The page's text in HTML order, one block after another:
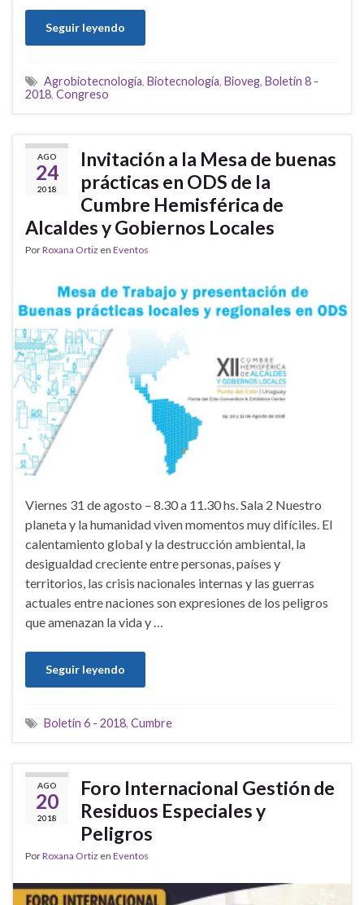
Seguir leyendo
Agrobiotecnología, Biotecnología, Bioveg, Boletín 8 -
2018, Congreso
AGO
24
2018
Invitación a la Mesa de buenas
prácticas en ODS de la
Cumbre Hemisférica de
Alcaldes y Gobiernos Locales
PorRoxana Ortiz en Eventos
Viernes 31 de agosto – 8.30 a 11.30 hs. Sala 2 Nuestro
planeta y la humanidad viven momentos muy difíciles. El
calentamiento global y la destrucción ambiental, la
desigualdad creciente entre personas, países y
territorios, las crisis nacionales internas y las guerras
actuales entre naciones son expresiones de los peligros
que amenazan la vida y …
Seguir leyendo
Boletín 6 - 2018, Cumbre
AGO
20
2018
Foro Internacional Gestión de
Residuos Especiales y
Peligros
PorRoxana Ortiz en Eventos